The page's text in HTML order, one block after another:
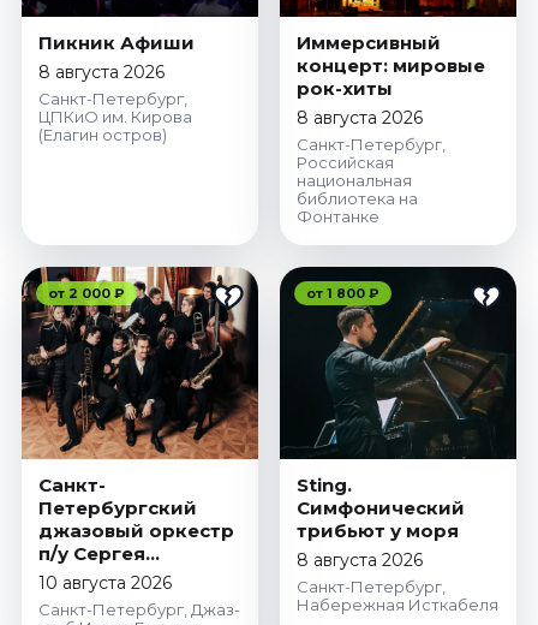
Пикник Афиши
8 августа 2026
Санкт-Петербург,
ЦПКиО им. Кирова
(Елагин остров)
Иммерсивный
концерт: мировые
рок-хиты
8 августа 2026
Санкт-Петербург,
Российская
национальная
библиотека на
Фонтанке
от 2 000 ₽
Санкт-
Петербургский
джазовый оркестр
п/у Сергея
Богданова
10 августа 2026
Санкт-Петербург, Джаз-
от 1 800 ₽
Sting.
Симфонический
трибьют у моря
8 августа 2026
Санкт-Петербург,
Набережная Исткабеля